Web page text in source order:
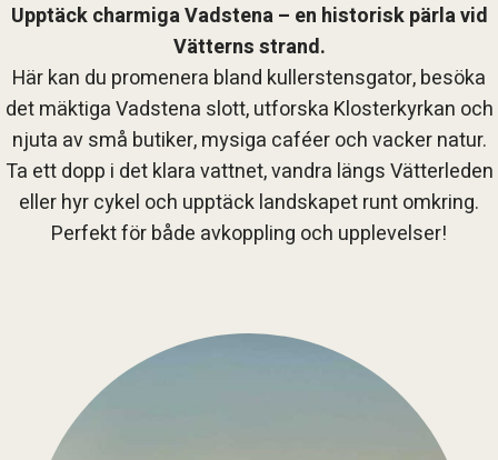
Upptäck charmiga Vadstena – en historisk pärla vid
Vätterns strand.
Här kan du promenera bland kullerstensgator, besöka
det mäktiga Vadstena slott, utforska Klosterkyrkan och
njuta av små butiker, mysiga caféer och vacker natur.
Ta ett dopp i det klara vattnet, vandra längs Vätterleden
eller hyr cykel och upptäck landskapet runt omkring.
Perfekt för både avkoppling och upplevelser!